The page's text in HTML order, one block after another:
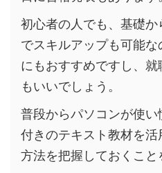
初心者の人でも、基礎か
でスキルアップも可能
にもおすすめですし、
もいいでしょう。
普段からパソコンが使
付きのテキスト教材を
方法を把握しておくこと